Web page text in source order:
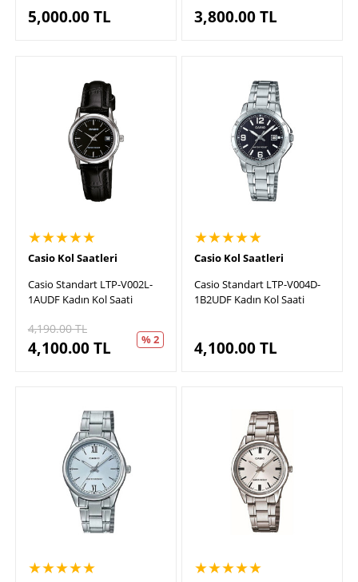
5,000.00TL 3,800.00TL
★★★★★
Casio Kol Saatleri
Casio Standart LTP-V002L-
1AUDF Kadın Kol Saati
4,190.00TL
4,100.00TL % 2
★★★★★
Casio Kol Saatleri
Casio Standart LTP-V004D-
1B2UDF Kadın Kol Saati
4,100.00TL
★★★★★ ★★★★★